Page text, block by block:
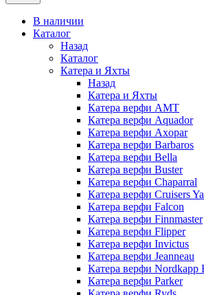
В наличии
Каталог
Назад
Каталог
Катера и Яхты
Назад
Катера и Яхты
Катера верфи AMT
Катера верфи Aquador
Катера верфи Axopar
Катера верфи Barbaros
Катера верфи Bella
Катера верфи Buster
Катера верфи Chaparral
Катера верфи Cruisers
Катера верфи Falcon
Катера верфи Finnmaster
Катера верфи Flipper
Катера верфи Invictus
Катера верфи Jeanneau
Катера верфи Nordkapp
Катера верфи Parker